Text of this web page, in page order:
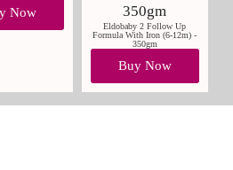
Now
Eldobaby 2 Follow Up
Formula With Iron (6-12m) -
350gm
Buy Now